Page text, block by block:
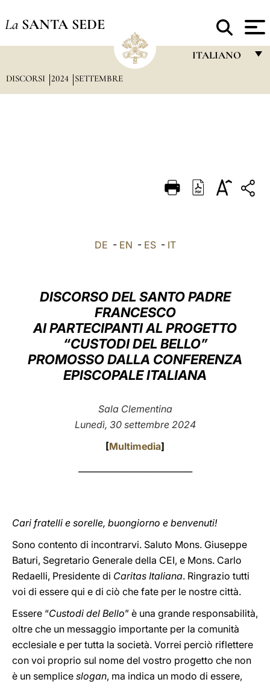
La SANTA SEDE
ITALIANO
DEUTSCH
LATINE
DISCORSI 2024 SETTEMBRE
DE - EN - ES- IT
DISCORSO DEL SANTO PADRE
FRANCESCO
AI PARTECIPANTI AL PROGETTO
“CUSTODI DEL BELLO”
PROMOSSO DALLA CONFERENZA
EPISCOPALE ITALIANA
Sala Clementina
Lunedì, 30 settembre 2024
[Multimedia]
Cari fratelli e sorelle, buongiorno e benvenuti!
Sono contento di incontrarvi. Saluto Mons. Giuseppe
Baturi, Segretario Generale della CEI, e Mons. Carlo
Redaelli, Presidente di Caritas Italiana. Ringrazio tutti
voi di essere qui e di ciò che fate per le nostre città.
Essere “Custodi del Bello” è una grande responsabilità,
oltre che un messaggio importante per la comunità
ecclesiale e per tutta la società. Vorrei perciò riflettere
con voi proprio sul nome del vostro progetto che non
è un semplice slogan, ma indica un modo di essere,